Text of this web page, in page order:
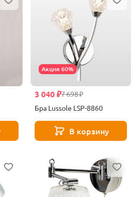
Акция 60%
7 698 ₽
3 040 ₽
Бра Lussole LSP-8860
В корзину